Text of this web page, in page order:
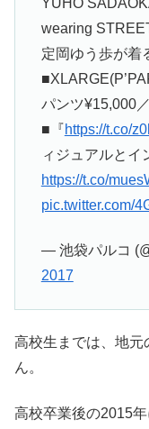
YUHO
wearing
定岡ゆう歩が着
パンツ¥15,000
■『https://t.co/
ィジュアルとイ
https://t.co/
pic.twitter.com/
— 池袋パルコ
2017
高校生までは、地元
ん。
高校卒業後の2015